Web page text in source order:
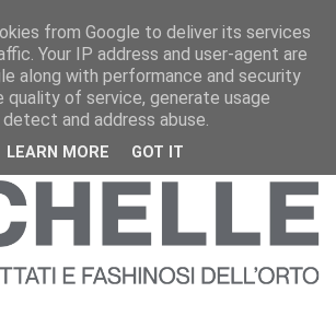
from Google to deliver its services
Your IP address and user-agent are
along with performance and security
quality of service, generate usage
and address abuse.
LEARN MORE GOT IT